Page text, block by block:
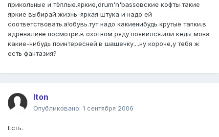
прикольные и тёплые.яркие,drum'n'bassовские кофты такие
яркие выбирай.жизнь-яркая штука и надо ей
соответствовать.а!обувь.тут надо какиенибудь крутые тапки.в
адреналине посмотри.в охотном ряду появился.или кеды мона
какие-нибудь поинтересней.в шашечку....ну короче,у тебя ж
есть фантазия?
Iton
Опубликовано: 1 сентября 2006
Есть.